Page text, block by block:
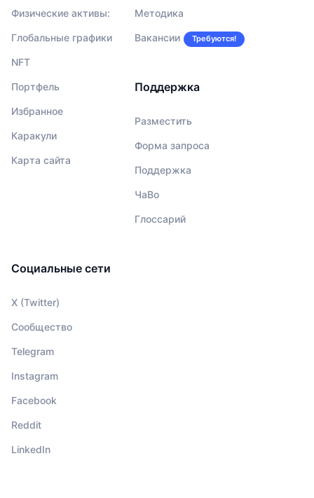
Физические активы:
Глобальные графики
NFT
Портфель
Избранное
Каракули
Карта сайта
Методика
Вакансии Требуются!
Поддержка
Разместить
Форма запроса
Поддержка
ЧаВо
Глоссарий
Социальные сети
X (Twitter)
Сообщество
Telegram
Instagram
Facebook
Reddit
LinkedIn